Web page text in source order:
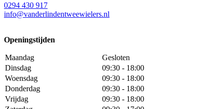
0294 430 917
info@vanderlindentweewielers.nl
Openingstijden
Maandag
Gesloten
Dinsdag
09:30 - 18:00
Woensdag
09:30 - 18:00
Donderdag
09:30 - 18:00
Vrijdag
09:30 - 18:00